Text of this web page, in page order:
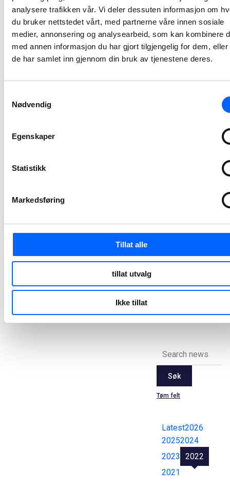
analysere trafikken vår. Vi deler dessuten informasjon om
du bruker nettstedet vårt, med partnerne våre innen sosiale
medier, annonsering og analysearbeid, som kan kombinere
med annen informasjon du har gjort tilgjengelig for dem,
de har samlet inn gjennom din bruk av tjenestene deres.
Nødvendig
Egenskaper
Statistikk
Markedsføring
Tillat alle
tillat utvalg
Ikke tillat
Lars Petter Gamlem er i dag avdelingsleder for NCCs avdeling i Midt-Norge, en rolle han har hatt siden 2015. Han er utdannet sivilingeniør, Master of Science and Technology, fra NTNU.
2023-12-04 13:01
NCC har
signert fire nye
2023-11-14 14:50
pressemeldinger
Søk
Tøm felt
Latest2026
20252024
2023
2022
2021